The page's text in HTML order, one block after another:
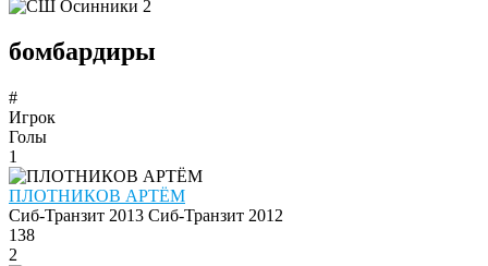
бомбардиры
#
Игрок
Голы
1
ПЛОТНИКОВ АРТЁМ
Сиб-Транзит 2013 Сиб-Транзит 2012
138
2